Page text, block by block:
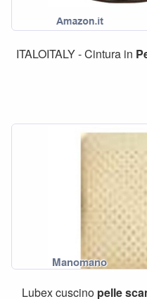
ITALOITALY - Cintura in
Lubex cuscino pelle